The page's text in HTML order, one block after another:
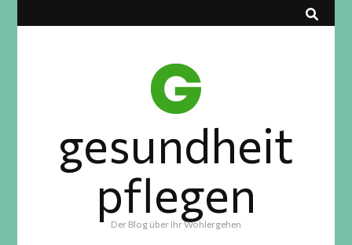
gesundheit
pflegen
Der Blog über Ihr Wohlergehen